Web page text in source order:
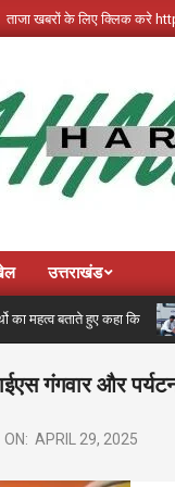
ताजा खबरों के लिए क्लिक करे
उत्तराखंड
बताते हुए कहा कि
गंगवार और पर्यटन
ON: APRIL 29, 2025